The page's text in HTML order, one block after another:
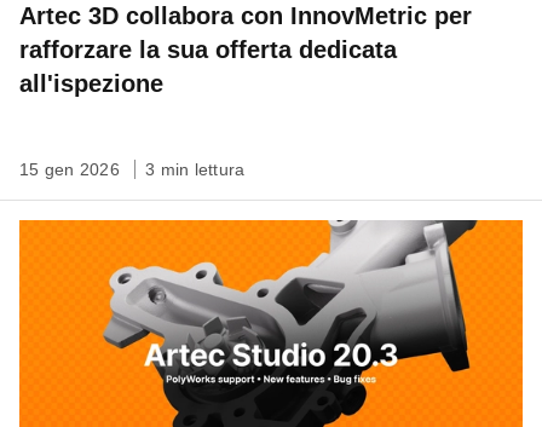
Artec 3D collabora con InnovMetric per
rafforzare la sua offerta dedicata
all'ispezione
15 gen 2026 3 min lettura